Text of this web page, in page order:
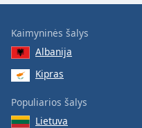
Kaimyninės šalys
Albanija
Kipras
Populiarios šalys
Lietuva